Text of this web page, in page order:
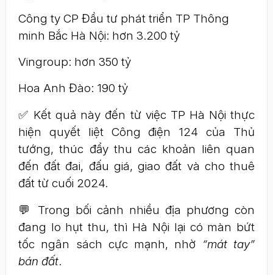
Công ty CP Đầu tư phát triển TP Thông
minh Bắc Hà Nội: hơn 3.200 tỷ
Vingroup: hơn 350 tỷ
Hoa Anh Đào: 190 tỷ
✅ Kết quả này đến từ việc TP Hà Nội thực
hiện quyết liệt Công điện 124 của Thủ
tướng, thúc đẩy thu các khoản liên quan
đến đất đai, đấu giá, giao đất và cho thuê
đất từ cuối 2024.
💬 Trong bối cảnh nhiều địa phương còn
đang lo hụt thu, thì Hà Nội lại có màn bứt
tốc ngân sách cực mạnh, nhờ “mát tay”
bán đất.